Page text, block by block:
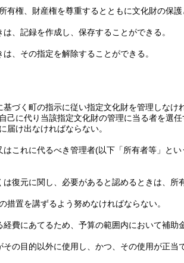
有権、財産権を尊重するとともに文化財の保
、記録を作成し、保存することができる。
、その指定を解除することができる。
基づく町の指示に従い指定文化財を管理しなけ
に代り当該指定文化財の管理に当る者を選任
届け出なければならない。
これに代るべき管理者(以下「所有者等」とい
復元に関し、必要があると認めるときは、
置を講ずるよう努めなければならない。
費にあてるため、予算の範囲内において補助
の目的以外に使用し、かつ、その使用が正当